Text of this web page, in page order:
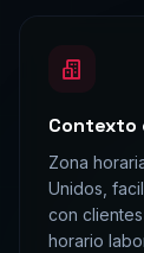
Contexto
Zona
Unidos,
con
horario